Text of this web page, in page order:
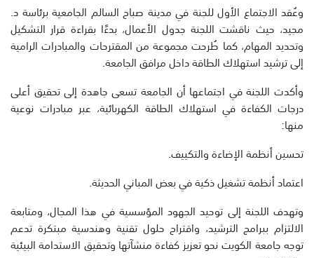
وعُقد الاجتماع الأول للجنة في مدينة صباح السالم الجامعية برئاسة د.
مجيد، حيث ناقشت اللجنة جدول الأعمال، بدءًا بقراءة قرار التشكيل
وتحديد المهام، كما طُرحت مجموعة من المقترحات والمبادرات الرامية
إلى ترشيد استهلاك الطاقة داخل مرافق الجامعة.
وأكدت اللجنة في اجتماعها أن الجامعة تسعى جاهدة إلى تحقيق أعلى
درجات الكفاءة في استهلاك الطاقة الكهربائية، عبر مبادرات نوعية
منها:
تحسين أنظمة الإضاءة والتكييف.
اعتماد أنظمة تشغيل ذكية في بعض المباني الحديثة.
وتهدف اللجنة إلى توحيد الجهود المؤسسية في هذا المجال، ومتابعة
الالتزام ببرامج الترشيد، واقتراح حلول تقنية وهندسية مبتكرة تدعم
توجه جامعة الكويت نحو تعزيز كفاءة منشآتها وتحقيق الاستدامة البيئية